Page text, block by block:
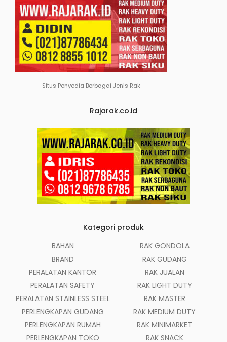
Situs Penyedia Berbagai Jenis Rak
Rajarak.co.id
Kategori produk
BAHAN
BRAND
PERALATAN KANTOR
PERALATAN SAFETY
PERALATAN STAINLESS STEEL
PERLENGKAPAN GUDANG
PERLENGKAPAN RUMAH
PERLENGKAPAN TOKO
RAK GONDOLA
RAK GUDANG
RAK JUALAN
RAK LIGHT DUTY
RAK MASTER
RAK MEDIUM DUTY
RAK MINIMARKET
RAK SNACK